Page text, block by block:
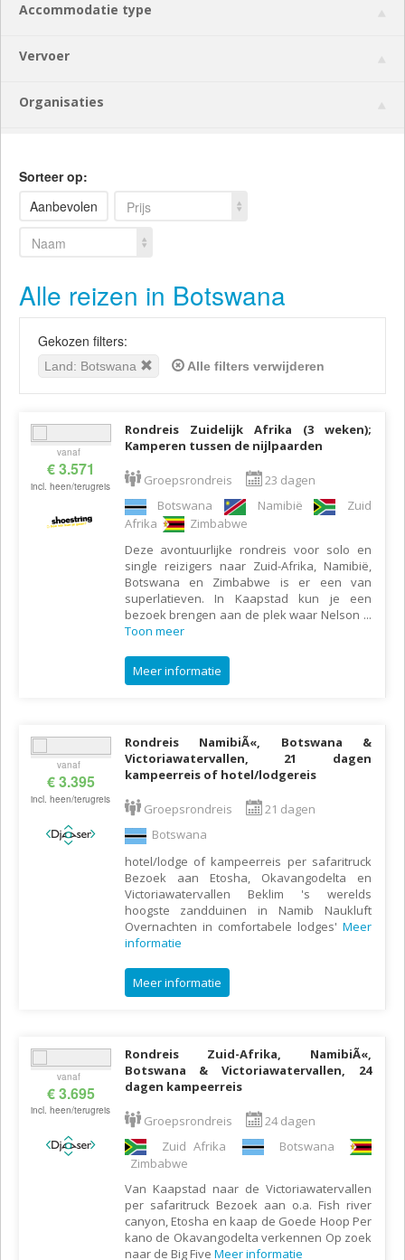
Accommodatie type
Vervoer
Organisaties
Sorteer op:
Aanbevolen
Prijs
Naam
Alle reizen in Botswana
Gekozen filters:
Land: Botswana Alle filters verwijderen
vanaf
€ 3.571
incl. heen/terugreis
Rondreis Zuidelijk Afrika (3 weken);
Kamperen tussen de nijlpaarden
Groepsrondreis
23 dagen
Botswana
Namibië
Zuid
Afrika
Zimbabwe
Deze avontuurlijke rondreis voor solo en
single reizigers naar Zuid-Afrika, Namibië,
Botswana en Zimbabwe is er een van
superlatieven. In Kaapstad kun je een
bezoek brengen aan de plek waar Nelson ...
Toon meer
Meer informatie
vanaf
€ 3.395
incl. heen/terugreis
Rondreis NamibiÃ«, Botswana &
Victoriawatervallen, 21 dagen
kampeerreis of hotel/lodgereis
Groepsrondreis
21 dagen
Botswana
hotel/lodge of kampeerreis per safaritruck
Bezoek aan Etosha, Okavangodelta en
Victoriawatervallen Beklim 's werelds
hoogste zandduinen in Namib Naukluft
Overnachten in comfortabele lodges' Meer
informatie
Meer informatie
vanaf
€ 3.695
incl. heen/terugreis
Rondreis Zuid-Afrika, NamibiÃ«,
Botswana & Victoriawatervallen, 24
dagen kampeerreis
Groepsrondreis
24 dagen
Zuid Afrika
Botswana
Zimbabwe
Van Kaapstad naar de Victoriawatervallen
per safaritruck Bezoek aan o.a. Fish river
canyon, Etosha en kaap de Goede Hoop Per
kano de Okavangodelta verkennen Op zoek
naar de Big Five Meer informatie